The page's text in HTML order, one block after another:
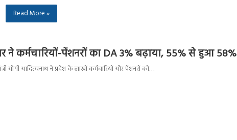
Read More »
ने कर्मचारियों-पेंशनरों का DA 3% बढ़ाया, 55% से हुआ 58%
योगी आदित्यनाथ ने प्रदेश के लाखों कर्मचारियों और पेंशनरों को…